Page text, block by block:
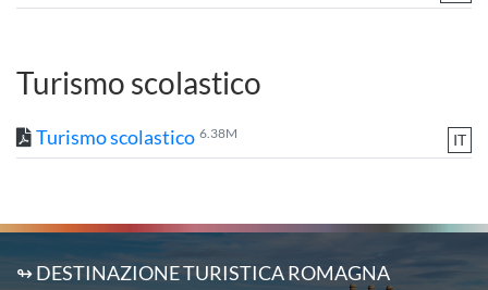
Turismo scolastico
Turismo scolastico 6.38M IT
↬ DESTINAZIONE TURISTICA ROMAGNA